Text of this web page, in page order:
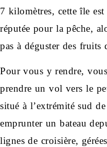
7 kilomètres, cette île est
réputée pour la pêche,
pas à déguster des fruits
Pour vous y rendre,
prendre un vol vers le
situé à l’extrémité sud
emprunter un bateau
lignes de croisière,